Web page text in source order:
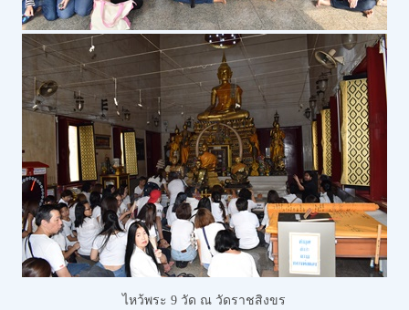
ไหว้พระ 9 วัด ณ วัดราชสิงขร